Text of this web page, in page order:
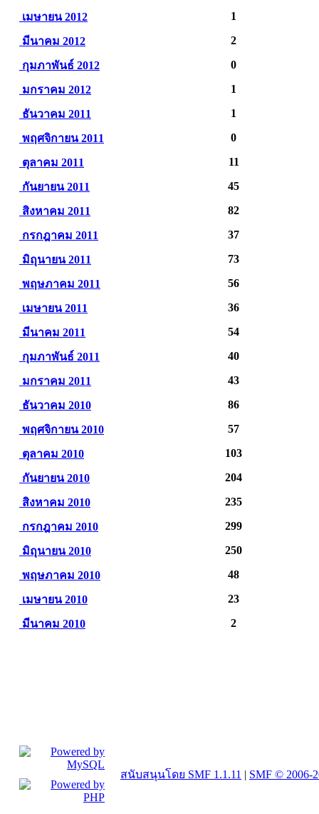
เมษายน 2012 1
มีนาคม 2012 2
กุมภาพันธ์ 2012 0
มกราคม 2012 1
ธันวาคม 2011 1
พฤศจิกายน 2011 0
ตุลาคม 2011 11
กันยายน 2011 45
สิงหาคม 2011 82
กรกฎาคม 2011 37
มิถุนายน 2011 73
พฤษภาคม 2011 56
เมษายน 2011 36
มีนาคม 2011 54
กุมภาพันธ์ 2011 40
มกราคม 2011 43
ธันวาคม 2010 86
พฤศจิกายน 2010 57
ตุลาคม 2010 103
กันยายน 2010 204
สิงหาคม 2010 235
กรกฎาคม 2010 299
มิถุนายน 2010 250
พฤษภาคม 2010 48
เมษายน 2010 23
มีนาคม 2010 2
สนับสนุนโดย SMF 1.1.11 | SMF © 2006-